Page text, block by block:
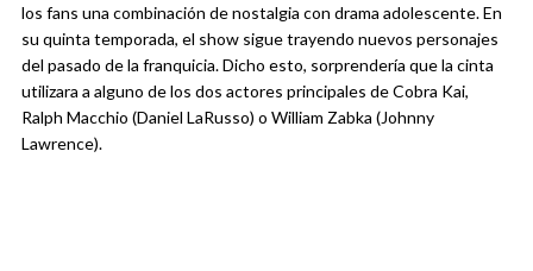
los fans una combinación de nostalgia con drama adolescente. En
su quinta temporada, el show sigue trayendo nuevos personajes
del pasado de la franquicia. Dicho esto, sorprendería que la cinta
utilizara a alguno de los dos actores principales de Cobra Kai,
Ralph Macchio (Daniel LaRusso) o William Zabka (Johnny
Lawrence).